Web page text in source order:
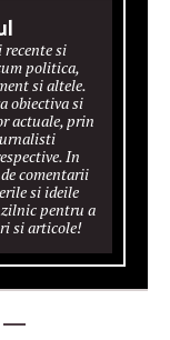
recente si
politica,
si altele.
obiectiva si
actuale, prin
In
comentarii
si ideile
pentru a
si articole!